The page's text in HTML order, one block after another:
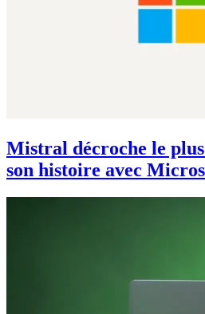
Mistral décroche le
son histoire avec